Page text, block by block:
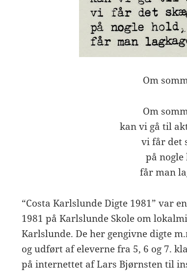
Om
Om
kan vi gå til
vi får det
på nogle
får man
“Costa Karlslunde Digte 1981” var
1981 på Karlslunde Skole om
Karlslunde. De her gengivne digte
og udført af eleverne fra 5, 6 og 7.
på internettet af Lars Bjørnsten til